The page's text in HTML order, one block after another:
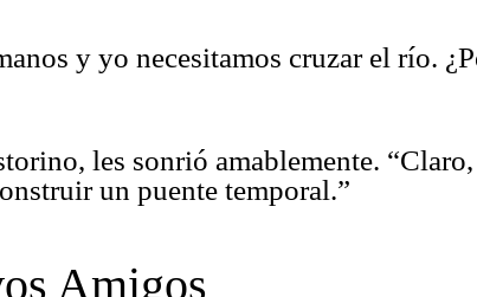
y yo necesitamos cruzar el río.
les sonrió amablemente.
un puente temporal.”
Amigos